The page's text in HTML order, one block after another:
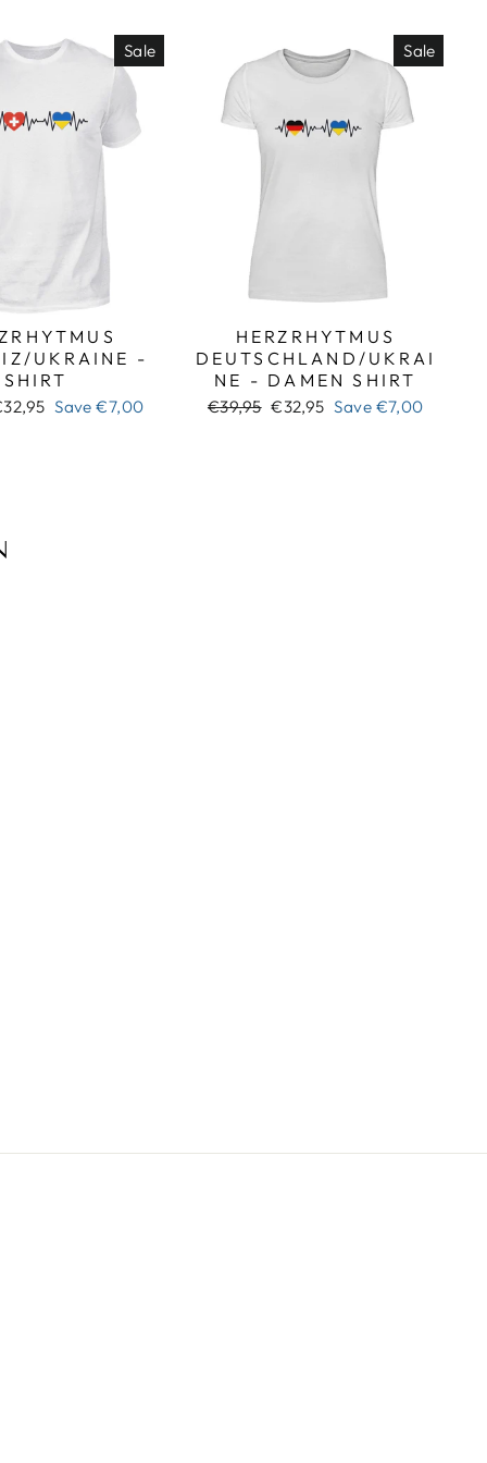
Sale
UKRAINE -
SHIRT
Save€7,00
Sale
HERZRHYTMUS
DEUTSCHLAND/UKRAI
NE - DAMEN SHIRT
Regular
€39,95 Sale
€32,95 Save €7,00